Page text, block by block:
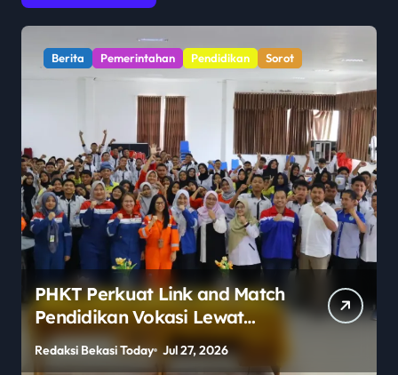
Berita Pemerintahan Pendidikan Sorot
PHKT Perkuat Link and Match
Pendidikan Vokasi Lewat
Program Guru Tamu di SMKN
2 Penajam Paser Utara
Redaksi Bekasi Today Jul 27, 2026